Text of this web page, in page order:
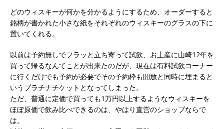
どのウィスキーが何かを分かるようにするため、オーダーすると
銘柄が書かれた小さな紙をそれぞれのウィスキーのグラスの下に
置いてくれる。
以前は予約無しでフラッと立ち寄って試飲、お土産に山崎12年を
買って帰るなんてことが出来たのだが、現在は有料試飲コーナー
に行くだけでも予約が必要でその予約枠も開放と同時に埋まると
いうプラチナチケットとなってしまった。
ただ、普通に定価で買っても1万円以上するようなウィスキーを
ほぼ原価で飲み比べできるのは、やはり直営のショップならで
は。